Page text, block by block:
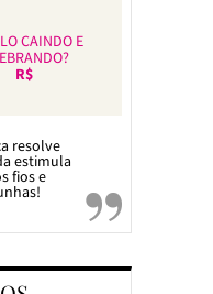
CAINDO E
R$
resolve
estimula
fios e